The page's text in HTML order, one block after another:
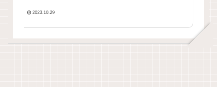
2023.10.29